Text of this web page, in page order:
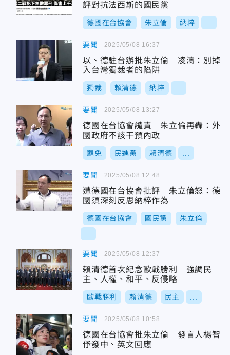
評對抗法西斯的國民黨
德國在台協會 朱立倫 納粹
要聞
以、德駐台辦批朱立倫 凌濤：別掉
入台灣獨裁者的陷阱
獨裁 賴清德 納粹
2025/05/08 16:37
要聞
德國在台協會譴責 朱立倫再轟：外
國政府不該干預內政
罷免 民進黨 賴清德
2025/05/08 13:27
要聞
遭德國在台協會批評 朱立倫怒：德
國須深刻反思納粹作為
德國在台協會 國民黨 朱立倫
2025/05/08 12:48
要聞
賴清德首次紀念歐戰勝利 強調民
主、人權、和平、反侵略
歐戰勝利 賴清德 民主
2025/05/08 12:37
要聞
德國在台協會批朱立倫 發言人楊智
伃發中、英文回應
2025/05/08 10:58